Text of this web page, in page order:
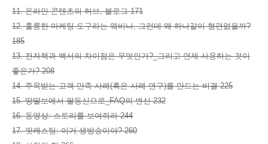
11. 온라인 콘텐츠의 허브, 블로그 171
12. 훌륭한 마케팅 도구라는 웨비나, 그런데 왜 하나같이 형편없을까?
185
13. 전자책과 백서의 차이점은 무엇인가?_그리고 언제 사용하는 것이
좋은가? 208
14. 주목받는 고객 만족 사례(혹은 사례 연구)를 만드는 비결 225
15. 땅딸보에서 팔등신으로_FAQ의 변신 232
16. 동영상: 스토리를 보여줘라 244
17. 팟캐스팅: 이거 생방송이야? 260